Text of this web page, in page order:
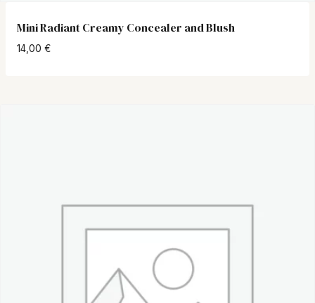
Mini Radiant Creamy Concealer and Blush
14,00 €